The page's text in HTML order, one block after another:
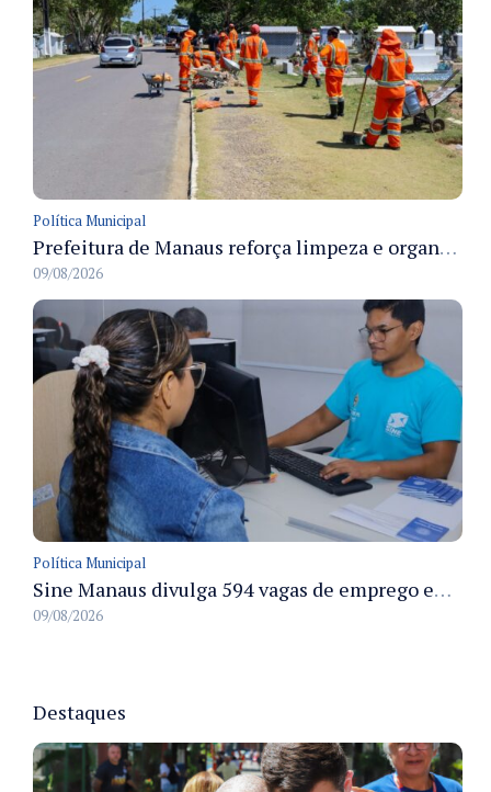
Política Municipal
Prefeitura de Manaus reforça limpeza e organização dos cemiterios municipais para receber famílias no Dia dos Pais
09/08/2026
Política Municipal
Sine Manaus divulga 594 vagas de emprego em Manaus com atendimento presencial nesta segunda-feira
09/08/2026
Destaques